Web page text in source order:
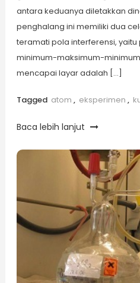
antara keduanya diletakkan
penghalang ini memiliki dua
teramati pola interferensi,
minimum-maksimum-
mencapai layar adalah […]
Tagged atom , eksperimen ,
Baca lebih lanjut